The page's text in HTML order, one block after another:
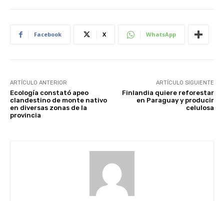
Facebook X WhatsApp
ARTÍCULO ANTERIOR
Ecología constató apeo
clandestino de monte nativo
en diversas zonas de la
provincia
ARTÍCULO SIGUIENTE
Finlandia quiere reforestar
en Paraguay y producir
celulosa